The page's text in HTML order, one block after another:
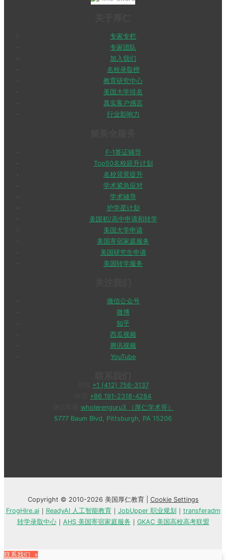
专家专栏
专家团队
加入我们
名校录取榜
教育研究中心
美国大学排名
真实客户感言
行业影响力
F-1签证辅导
Top50名校跃升计划
名校背景提升
学术紧急应对
学术辅导
护学星计划
美国初/高中申请和转学
美国大学申请
美国寄宿家庭服务
美国研究生申请
美国转学服务
微信公众号
微博
知乎
西瓜视频
腾讯视频
YouTube
+1 (412) 756-3137
+86 191-2318-4284
wholerenguru3 （厚仁学术哥）
5777 Baum Blvd, Pittsburgh, PA 15206
Copyright © 2010-2026 美国厚仁教育 | Cookie Settings
FrogHire.ai｜ ReadyAI 人工智能教育｜ JobUpper 职业规划 ｜ transferadm
转学录取中心｜ AHS 美国寄宿家庭服务 ｜ GKAC 美国高校高考联盟
联系我们 »